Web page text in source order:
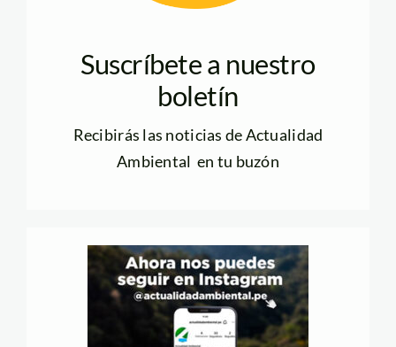
Suscríbete a nuestro
boletín
Recibirás las noticias de Actualidad
Ambiental en tu buzón